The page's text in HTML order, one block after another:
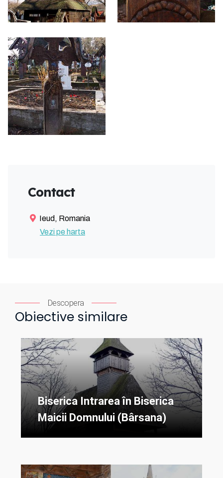
Contact
Ieud, Romania
Vezi pe harta
Descopera
Obiective similare
Biserica Intrarea în Biserica
Maicii Domnului (Bârsana)